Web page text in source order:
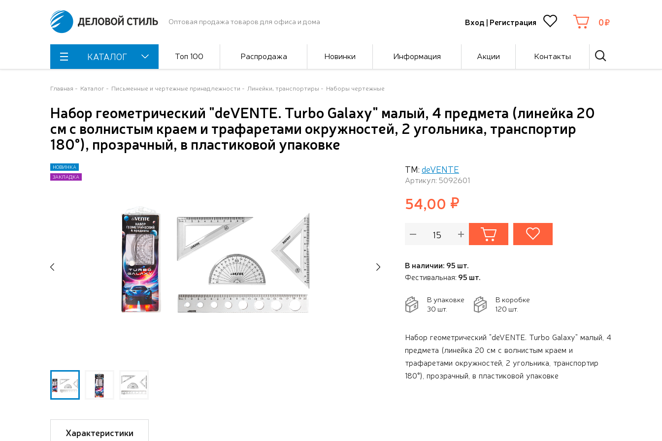
Оптовая продажа товаров для офиса и дома Вход | Регистрация 0
КАТАЛОГ Топ 100 Распродажа Новинки Информация Акции Контакты
Главная Каталог Письменные и чертежные принадлежности Линейки, транспортиры Наборы чертежные
Набор геометрический "deVENTE. Turbo Galaxy" малый, 4 предмета (линейка 20
см с волнистым краем и трафаретами окружностей, 2 угольника, транспортир
180°), прозрачный, в пластиковой упаковке
НОВИНКА
ЗАКЛАДКА
НОВИНКА
ЗАКЛАДКА
НОВИНКА
ЗАКЛАДКА
НОВИНКА
ЗАКЛАДКА
ТМ: deVENTE
Артикул: 5092601
54,00
В наличии: 95 шт.
Фестивальная: 95 шт.
В упаковке
30 шт.
В коробке
120 шт.
Набор геометрический "deVENTE. Turbo Galaxy" малый, 4
предмета (линейка 20 см с волнистым краем и
трафаретами окружностей, 2 угольника, транспортир
180°), прозрачный, в пластиковой упаковке
Характеристики